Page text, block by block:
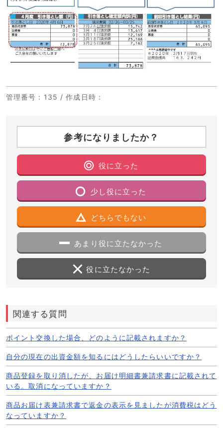
管理番号 ：135 /作成日時 ：
参考になりましたか？
役に立った
少し役に立った
どちらでもない
あまり役に立たなかった
役に立たなかった
関連する質問
ポイント交換した場合、どのように記載されますか？
自分の現在の出資金額を知るにはどうしたらいいですか？
商品登録を取り消したが、お届け明細書兼請求書に記載されて
いる。取消になっていますか？
商品お届け表兼請求書で返金の表示を見ましたが消費税はどう
なっていますか？